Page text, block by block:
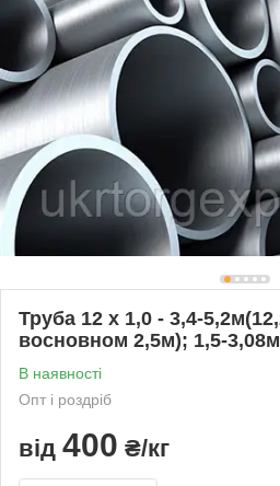
Труба 12 х 1,0 - 3,4-
восновном 2,5м); 1,5-
В наявності
Опт і роздріб
від 400 ₴/кг